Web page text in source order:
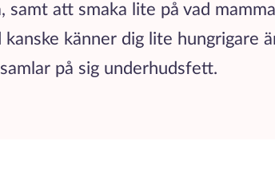
samt att smaka lite på vad
kanske känner dig lite hungrigare
på sig underhudsfett.